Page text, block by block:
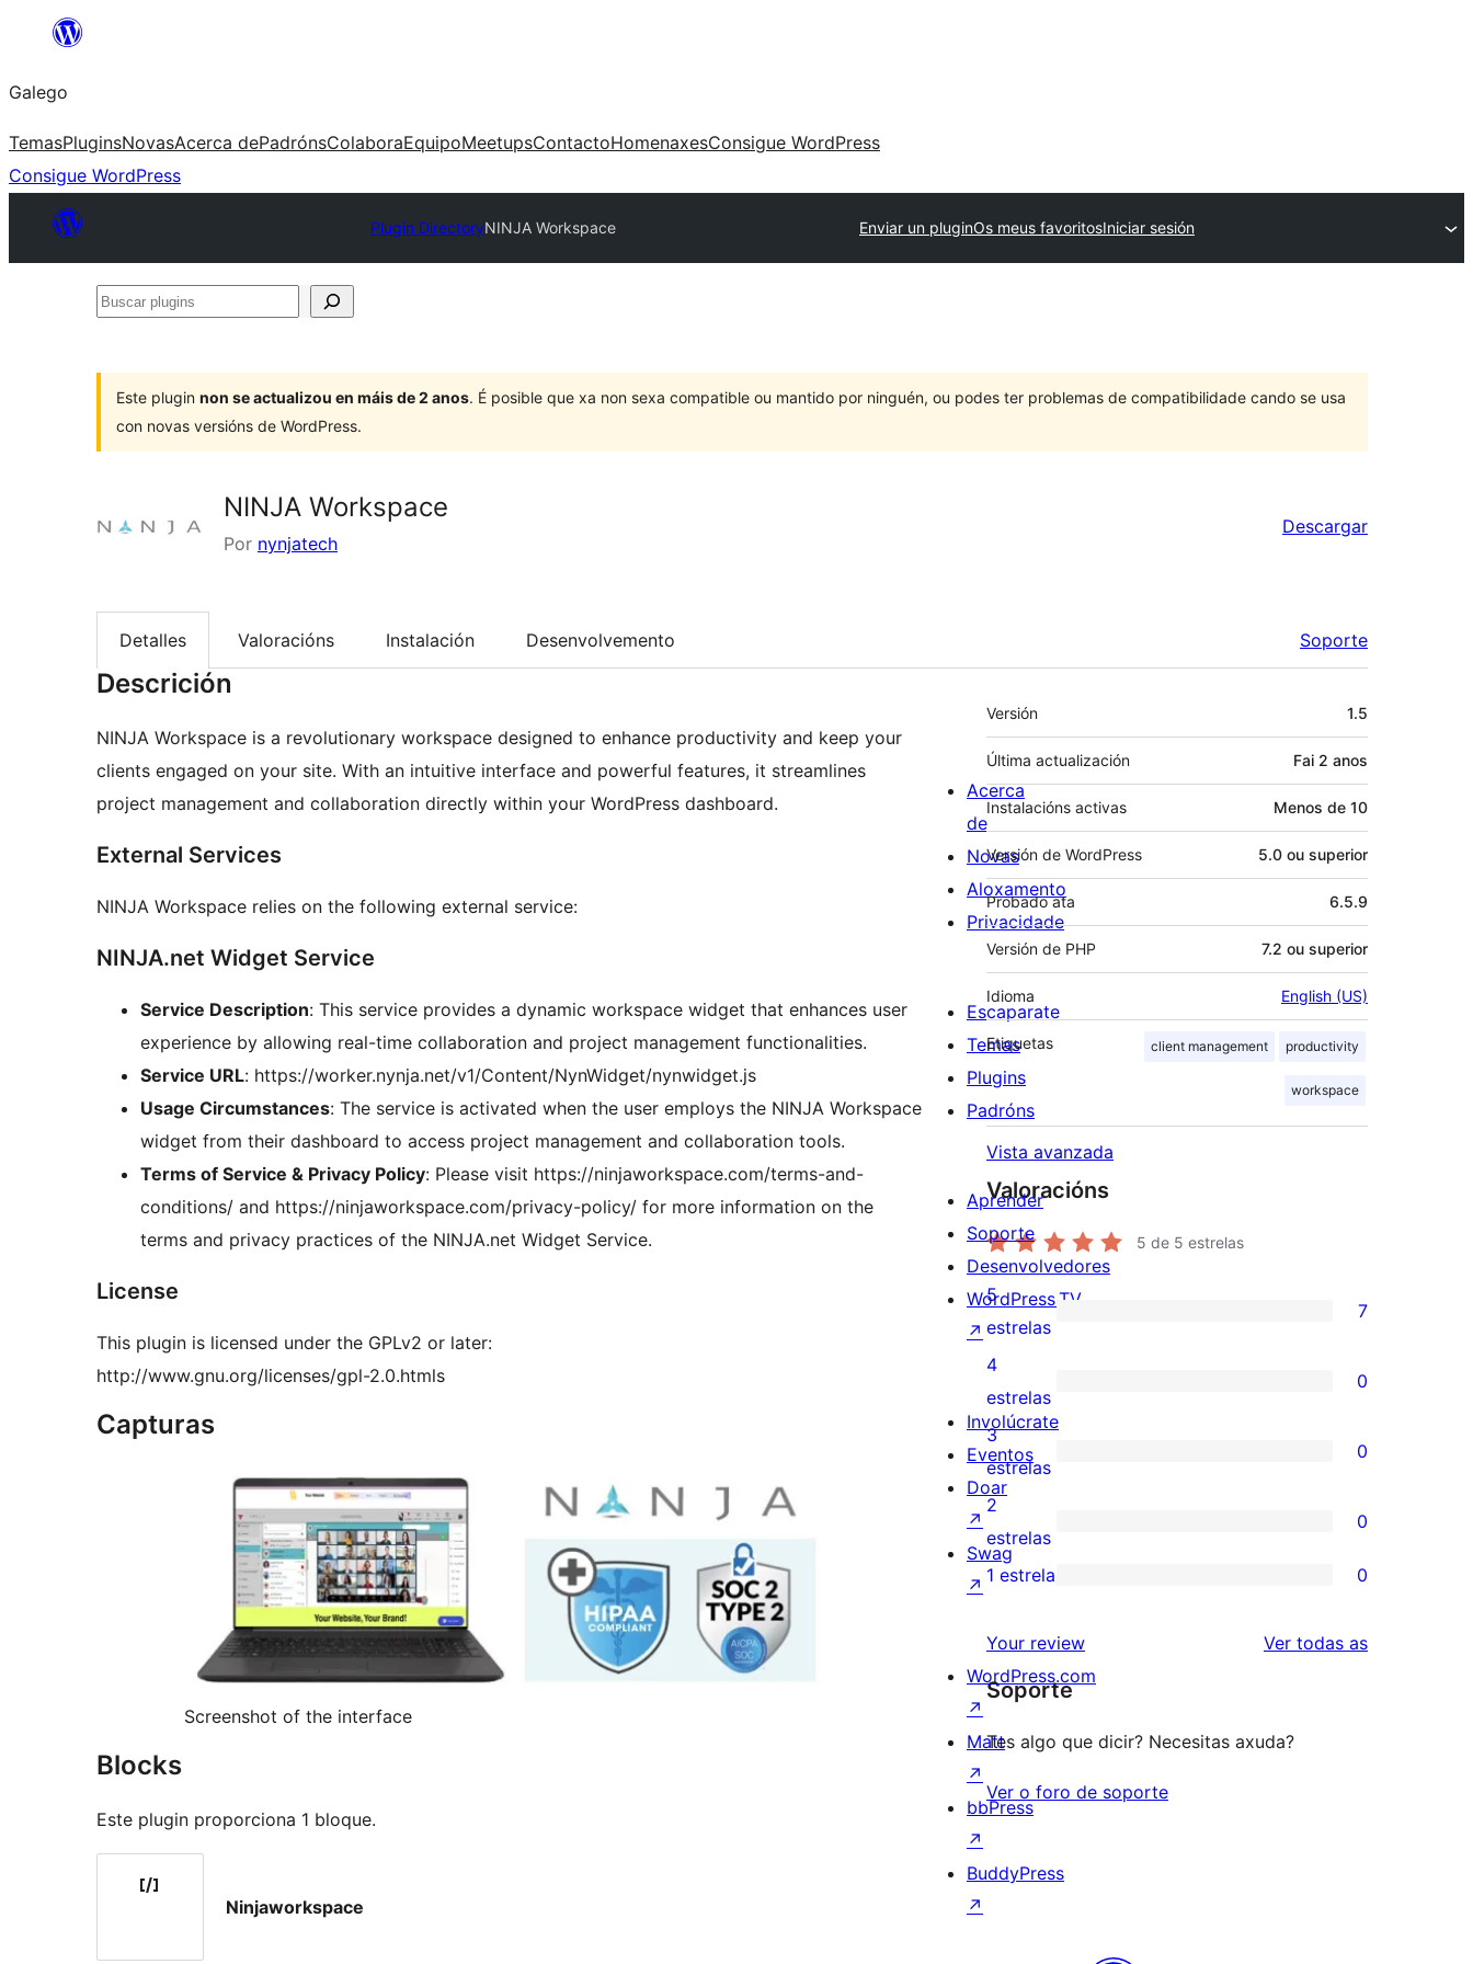
Saltar
contido
Galego
TemasPluginsNovasAcerca dePadrónsColaboraEquipoMeetupsContactoHomenaxesConsigue WordPress
Consigue WordPress
Plugin DirectoryNINJA Workspace Enviar un pluginOs meus favoritosIniciar sesión
Buscar
Este plugin non se actualizou en máis de 2 anos. É posible que xa non sexa compatible ou mantido por ninguén, ou podes ter problemas de compatibilidade cando se usa
con novas versións de WordPress.
NINJA Workspace
Por nynjatech
Descargar
Detalles Valoracións Instalación Desenvolvemento Soporte
Descrición
NINJA Workspace is a revolutionary workspace designed to enhance productivity and keep your
clients engaged on your site. With an intuitive interface and powerful features, it streamlines
project management and collaboration directly within your WordPress dashboard.
External Services
NINJA Workspace relies on the following external service:
NINJA.net Widget Service
Service Description: This service provides a dynamic workspace widget that enhances user
experience by allowing real-time collaboration and project management functionalities.
Service URL: https://worker.nynja.net/v1/Content/NynWidget/nynwidget.js
Usage Circumstances: The service is activated when the user employs the NINJA Workspace
widget from their dashboard to access project management and collaboration tools.
Terms of Service & Privacy Policy: Please visit https://ninjaworkspace.com/terms-and-
conditions/ and https://ninjaworkspace.com/privacy-policy/ for more information on the
terms and privacy practices of the NINJA.net Widget Service.
License
This plugin is licensed under the GPLv2 or later:
http://www.gnu.org/licenses/gpl-2.0.htmls
Capturas
Screenshot of the interface
Blocks
Este plugin proporciona 1 bloque.
Ninjaworkspace
Meta
Versión 1.5
Última actualización Fai 2 anos
Instalacións activas Menos de 10
Versión de WordPress 5.0 ou superior
Probado ata 6.5.9
Versión de PHP 7.2 ou superior
Idioma English (US)
Etiquetas client management productivity
workspace
Vista avanzada
Valoracións
5 de 5 estrelas
7
valoracións
de
5
estrelas
5
estrelas
7
0
valoracións
de
4
estrelas
4
estrelas
0
0
valoracións
de
3
3
estrelas
0
0
valoracións
2
estrelas
2
estrelas
0
de
1
1 estrela 0
Your review Ver todas asvaloracións
Soporte
Tes algo que dicir? Necesitas axuda?
Ver o foro de soporte
Acerca
de
Novas
Aloxamento
Privacidade
Escaparate
Temas
Plugins
Padróns
Aprender
Soporte
Desenvolvedores
WordPress.TV
↗
Involúcrate
Eventos
Doar
↗
Swag
↗
WordPress.com
↗
Matt
↗
bbPress
↗
BuddyPress
↗